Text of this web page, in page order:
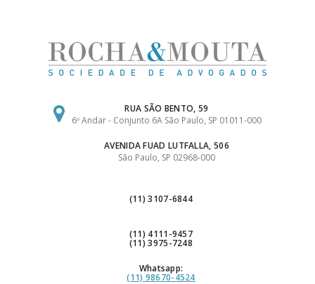
RUA SÃO BENTO, 59
6º Andar - Conjunto 6A São Paulo, SP 01011-000
AVENIDA FUAD LUTFALLA, 506
São Paulo, SP 02968-000
(11) 3107-6844
(11) 4111-9457
(11) 3975-7248
Whatsapp:
(11) 98670-4524